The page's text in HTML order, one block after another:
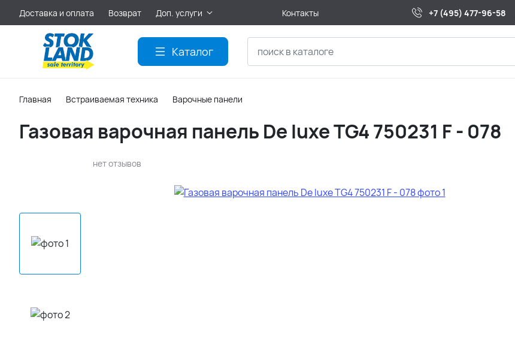
Доставка и оплата Возврат Доп. услуги Контакты +7 (495) 477-96-58
Каталог
Главная Встраиваемая техника Варочные панели
Газовая варочная панель De luxe TG4 750231 F - 078
нет отзывов